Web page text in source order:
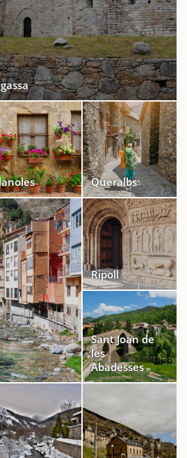
Queralbs
Ripoll
Sant Joan de
les
Abadesses